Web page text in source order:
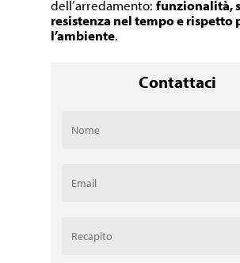
dell’arredamento:funzionalità,
resistenza nel tempo e rispetto
l’ambiente.
Contattaci